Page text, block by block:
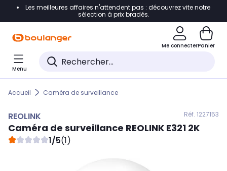
Accéder directement à la navigation
Accéder directement au pied de page
Accéder directement au chatbot
Les meilleures affaires n'attendent pas : découvrez vite notre
sélection à prix bradés.
Me connecterPanier
Menu
Accueil Caméra de surveillance
REOLINK Réf. 1227153
Caméra de surveillance REOLINK E321 2K
1/5(1)